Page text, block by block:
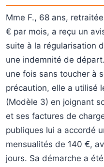
Mme F., 68 ans,
€ par mois, a reçu un
suite à la régularisation
une indemnité de
une fois sans toucher à
précaution, elle a utilisé
(Modèle 3) en joignant
et ses factures de
publiques lui a accordé
mensualités de 140 €,
jours. Sa démarche a